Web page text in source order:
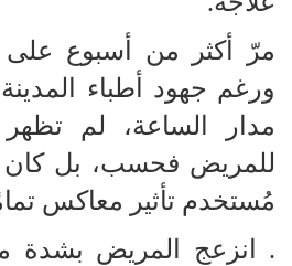
مرّ أكثر من أسبوع
ورغم جهود أطباء
مدار الساعة، لم
للمريض فحسب، بل كان
مُستخدم تأثير معاكس
. انزعج المريض بشدة